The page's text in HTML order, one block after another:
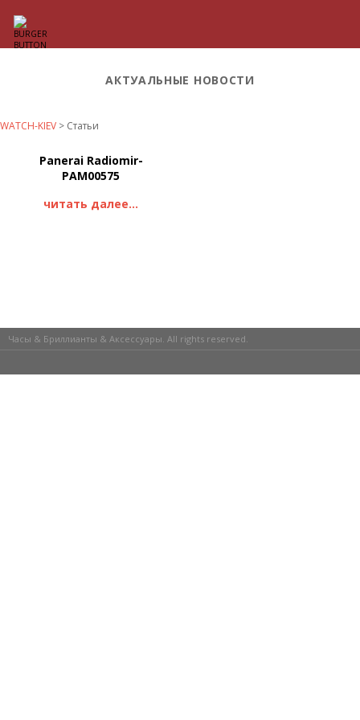
АКТУАЛЬНЫЕ НОВОСТИ
WATCH-KIEV > Статьи
Panerai Radiomir-
PAM00575
читать далее...
Часы & Бриллианты & Аксессуары. All rights reserved.